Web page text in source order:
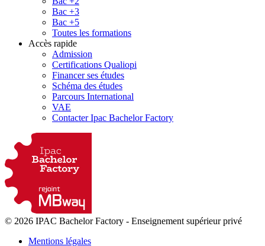
Bac +3
Bac +5
Toutes les formations
Accès rapide
Admission
Certifications Qualiopi
Financer ses études
Schéma des études
Parcours International
VAE
Contacter Ipac Bachelor Factory
© 2026 IPAC Bachelor Factory - Enseignement supérieur privé
Mentions légales